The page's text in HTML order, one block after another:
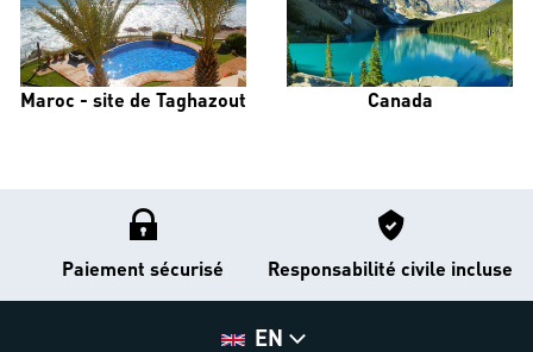
Maroc - site de Taghazout Canada
Paiement sécurisé Responsabilité civile incluse
EN